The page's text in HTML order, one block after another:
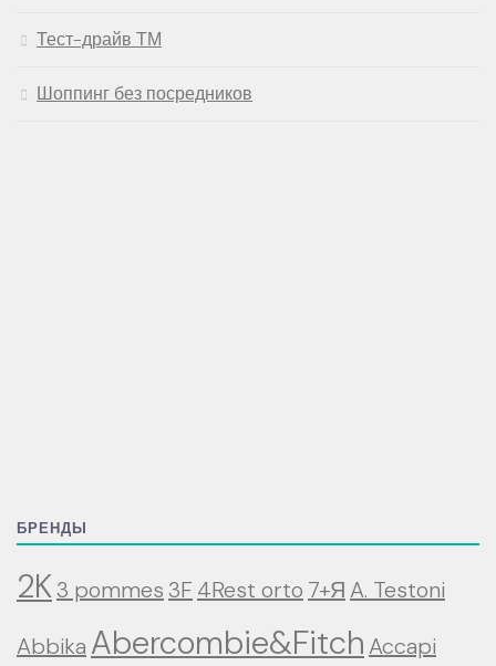
Тест-драйв ТМ
Шоппинг без посредников
БРЕНДЫ
2K3 pommes3F 4Rest orto 7+Я A. Testoni
Abbika Abercombie&Fitch Accapi